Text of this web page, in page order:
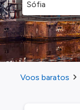
Voos baratos